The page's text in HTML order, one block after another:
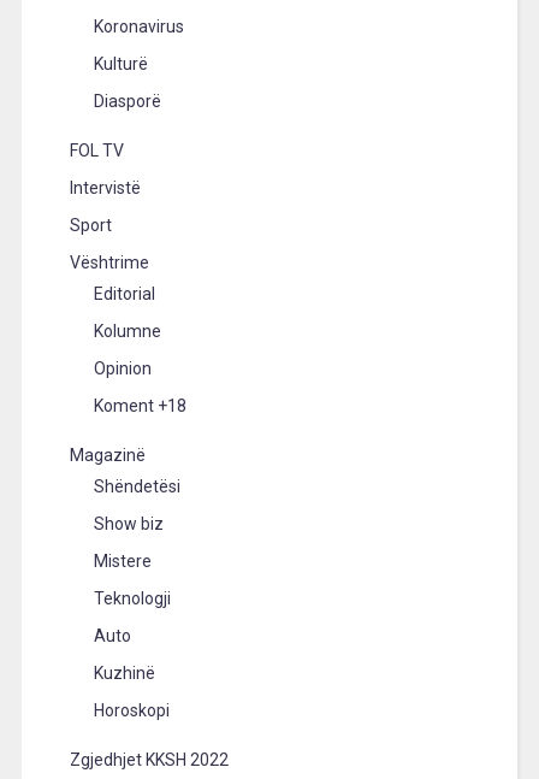
Koronavirus
Kulturë
Diasporë
FOL TV
Intervistë
Sport
Vështrime
Editorial
Kolumne
Opinion
Koment +18
Magazinë
Shëndetësi
Show biz
Mistere
Teknologji
Auto
Kuzhinë
Horoskopi
Zgjedhjet KKSH 2022